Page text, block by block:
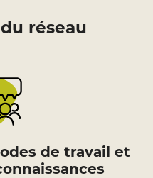
réseau
de travail et